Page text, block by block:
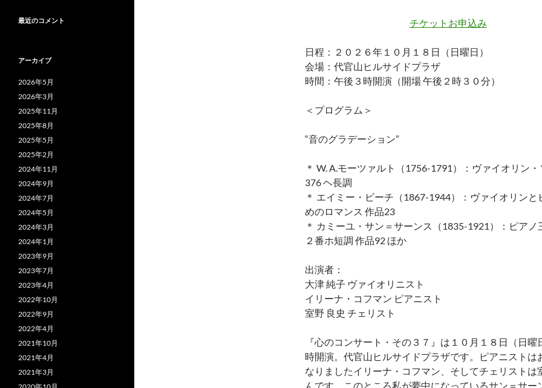
チケットお申込み
日程：２０２６年１０月１８日（日曜日）
会場：代官山ヒルサイドプラザ
時間：午後３時開演（開場 午後２時３０分）
＜プログラム＞
“音のグラデーション”
＊ W. A.モーツァルト（1756-1791）：ヴァイオリン
376 ヘ長調
＊ エイミー・ビーチ（1867-1944）：ヴァイオリンと
めのロマンス 作品23
＊ カミーユ・サン＝サーンス（1835-1921）：ピアノ
２番ホ短調 作品92 ほか
出演者：
大津 純子 ヴァイオリニスト
イリーナ・コフマン ピアニスト
室野 良史 チェリスト
『心のコンサート・その３７』は１０月１８日（日曜
時開演。代官山ヒルサイドプラザです。ピアニストは
なりましたイリーナ・コフマン、そしてチェリストは
んです。このところ私が夢中になっているサン＝サー
最近のコメント
アーカイブ
2026年5月
2026年3月
2025年11月
2025年8月
2025年5月
2025年2月
2024年11月
2024年9月
2024年7月
2024年5月
2024年3月
2024年1月
2023年9月
2023年7月
2023年4月
2022年10月
2022年9月
2022年4月
2021年10月
2021年4月
2021年3月